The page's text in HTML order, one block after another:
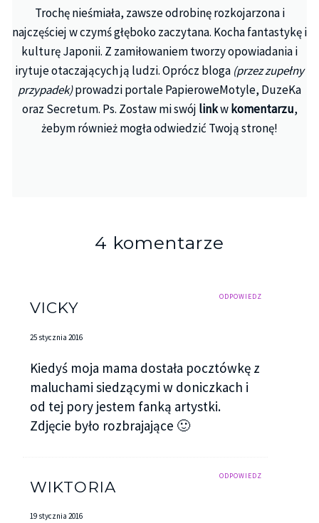
Trochę nieśmiała, zawsze odrobinę rozkojarzona i
najczęściej w czymś głęboko zaczytana. Kocha fantastykę i
kulturę Japonii. Z zamiłowaniem tworzy opowiadania i
irytuje otaczających ją ludzi. Oprócz bloga (przez zupełny
przypadek)prowadzi portale PapieroweMotyle, DuzeKa
oraz Secretum. Ps. Zostaw mi swój linkwkomentarzu,
żebym również mogła odwiedzić Twoją stronę!
4 komentarze
ODPOWIEDZ
VICKY
25 stycznia 2016
Kiedyś moja mama dostała pocztówkę z
maluchami siedzącymi w doniczkach i
od tej pory jestem fanką artystki.
Zdjęcie było rozbrajające 🙂
ODPOWIEDZ
WIKTORIA
19 stycznia 2016